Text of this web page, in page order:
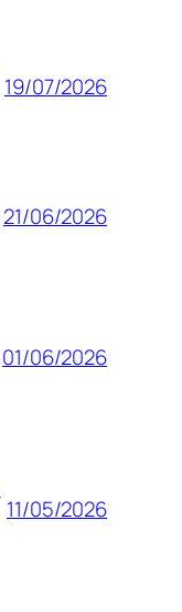
19/07/2026
21/06/2026
01/06/2026
11/05/2026